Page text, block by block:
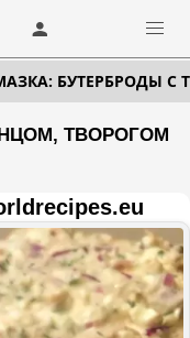
БУТЕРБРОДЫ С
ТВОРОГОМ